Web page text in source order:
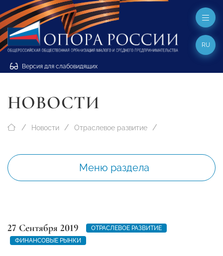
Версия для слабовидящих
RU
НОВОСТИ
Новости Отраслевое развитие
Меню раздела
27 Сентября 2019
ОТРАСЛЕВОЕ РАЗВИТИЕ
ФИНАНСОВЫЕ РЫНКИ